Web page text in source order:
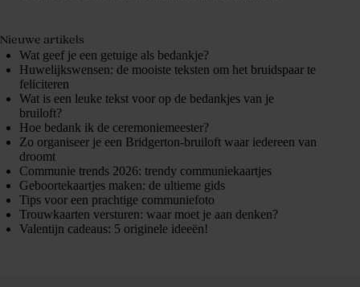
Nieuwe artikels
Wat geef je een getuige als bedankje?
Huwelijkswensen: de mooiste teksten om het bruidspaar te
feliciteren
Wat is een leuke tekst voor op de bedankjes van je
bruiloft?
Hoe bedank ik de ceremoniemeester?
Zo organiseer je een Bridgerton-bruiloft waar iedereen van
droomt
Communie trends 2026: trendy communiekaartjes
Geboortekaartjes maken: de ultieme gids
Tips voor een prachtige communiefoto
Trouwkaarten versturen: waar moet je aan denken?
Valentijn cadeaus: 5 originele ideeën!